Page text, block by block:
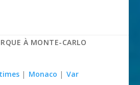
À MONTE-CARLO
| Monaco | Var